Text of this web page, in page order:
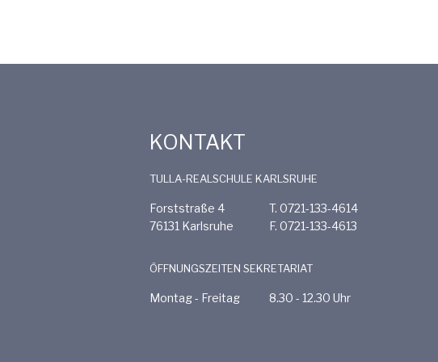
KONTAKT
TULLA-REALSCHULE KARLSRUHE
Forststraße 4
76131 Karlsruhe
T. 0721-133-4614
F. 0721-133-4613
ÖFFNUNGSZEITEN SEKRETARIAT
Montag - Freitag
8.30 - 12.30 Uhr